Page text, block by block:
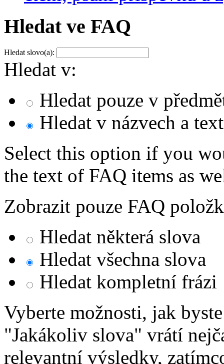
Hledat ve FAQ
Hledat slovo(a):
Hledat v:
Hledat pouze v
Hledat v názvech a
Select this option if you
the text of FAQ items as
Zobrazit pouze FAQ
Hledat některá slova
Hledat všechna slova
Hledat kompletní frázi
Vyberte možnosti, jak
"Jakákoliv slova" vrátí
relevantní výsledky,